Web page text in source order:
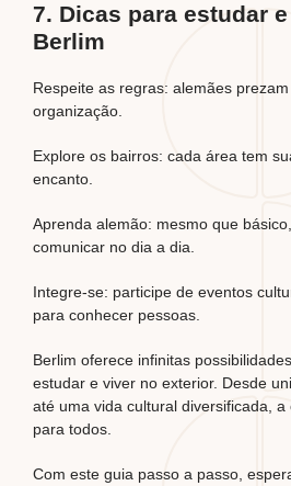
7. Dicas para estudar
Berlim
Respeite as regras: alemães
organização.
Explore os bairros: cada área tem
encanto.
Aprenda alemão: mesmo que
comunicar no dia a dia.
Integre-se: participe de eventos
para conhecer pessoas.
Berlim oferece infinitas
estudar e viver no exterior. Desde
até uma vida cultural diversificada,
para todos.
Com este guia passo a passo,